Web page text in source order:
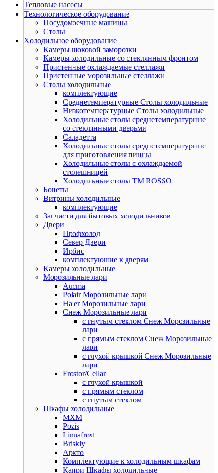
Tепловые насосы
Tехнологическое оборудование
Посудомоечные машины
Столы
Xолодильное оборудование
Камеры шоковой заморозки
Камеры холодильные со стеклянным фронтом
Пристенные охлаждаемые стеллажи
Пристенные морозильные стеллажи
Столы холодильные
комплектующие
Среднетемпературные Столы холодильные
Низкотемпературные Столы холодильные
Холодильные столы среднетемпературные
со стеклянными дверьми
Саладетта
Холодильные столы среднетемпературные
для приготовления пиццы
Холодильные столы с охлаждаемой
столешницей
Холодильные столы ТМ ROSSO
Бонеты
Витрины холодильные
комплектующие
Запчасти для бытовых холодильников
Двери
Профхолод
Север Двери
Ирбис
комплектующие к дверям
Камеры холодильные
Морозильные лари
Aucma
Polair Морозильные лари
Haier Морозильные лари
Снеж Морозильные лари
с гнутым стеклом Снеж Морозильные
лари
с прямым стеклом Снеж Морозильные
лари
с глухой крышкой Снеж Морозильные
лари
Frostor/Gellar
с глухой крышкой
с прямым стеклом
с гнутым стеклом
Шкафы холодильные
МХМ
Pozis
Linnafrost
Briskly
Аркто
Комплектующие к холодильным шкафам
Капри Шкафы холодильные